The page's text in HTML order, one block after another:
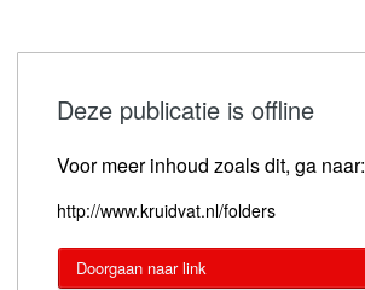
Deze publicatie is offline
Voor meer inhoud zoals dit, ga naar:
http://www.kruidvat.nl/folders
Doorgaan naar link